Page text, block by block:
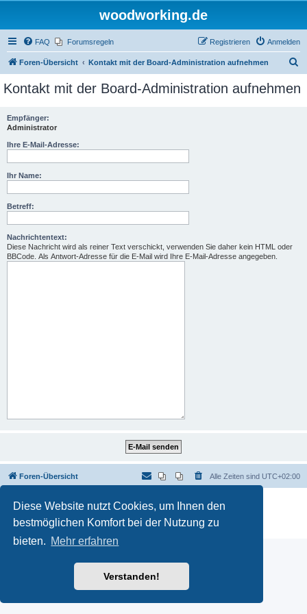
Diese Website nutzt Cookies, um Ihnen den
bestmöglichen Komfort bei der Nutzung zu
bieten. Mehr erfahren
Verstanden!
woodworking.de
FAQ Forumsregeln Anmelden
Registrieren
Foren-Übersicht Kontakt mit der Board-Administration aufnehmen
c
Kontakt mit der Board-Administration aufnehmen
Empfänger:
Administrator
Ihre E-Mail-Adresse:
Ihr Name:
Betreff:
Nachrichtentext:
Diese Nachricht wird als reiner Text verschickt, verwenden Sie daher kein HTML oder
BBCode. Als Antwort-Adresse für die E-Mail wird Ihre E-Mail-Adresse angegeben.
Foren-Übersicht Alle Zeiten sind UTC+02:00
Powered by phpBB
® Forum Software © phpBB Limited
Deutsche Übersetzung durch
Datenschutz|Nutzungsbedingungen